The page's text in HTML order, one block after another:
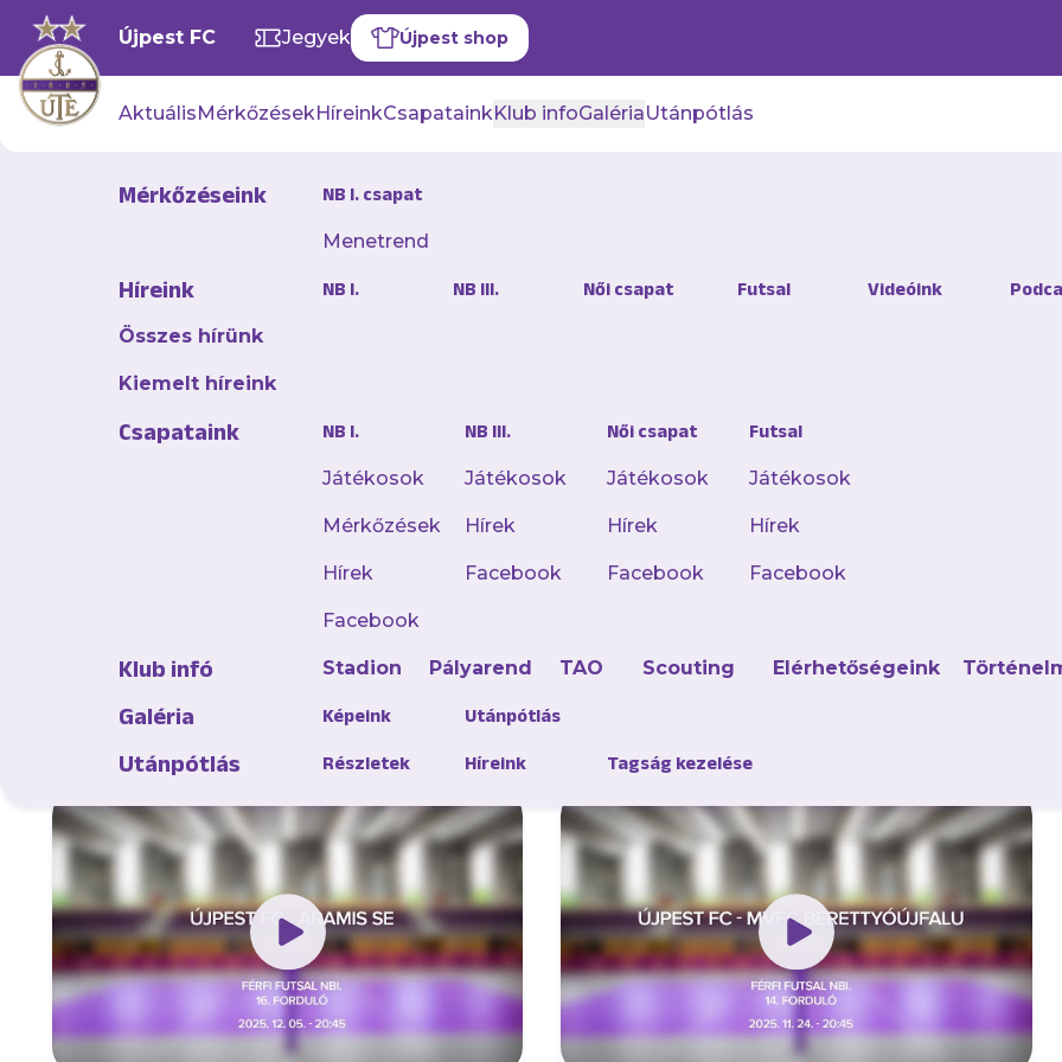
Újpest FC Jegyek Újpest shop
AktuálisMérkőzésekHíreinkCsapatainkKlub infoGalériaUtánpótlás
Mérkőzéseink NB I. csapat
Menetrend
Híreink
Összes hírünk
Kiemelt híreink
NB I. NB III. Női csapat Futsal Videóink
Csapataink NB I.
Játékosok
Mérkőzések
Hírek
Facebook
NB III.
Játékosok
Hírek
Facebook
Női csapat
Játékosok
Hírek
Facebook
Futsal
Játékosok
Hírek
Facebook
Klub infó Stadion Pályarend TAO Scouting Elérhetőségeink
Galéria Képeink Utánpótlás
Utánpótlás Részletek Híreink Tagság kezelése